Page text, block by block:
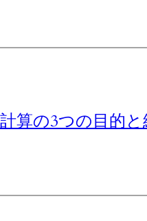
算の3つの目的